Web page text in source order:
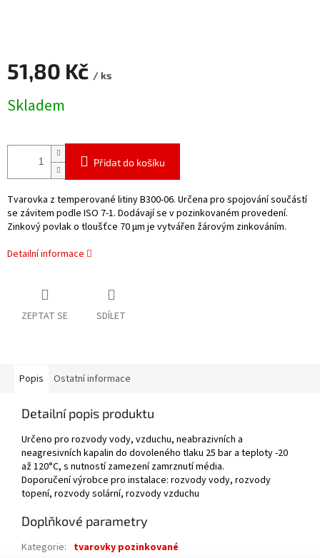
51,80 Kč / ks
cena:
Skladem
Přidat do košíku
Tvarovka z temperované litiny B300-06. Určena pro spojování součástí
se závitem podle ISO 7-1. Dodávají se v pozinkovaném provedení.
Zinkový povlak o tloušťce 70 μm je vytvářen žárovým zinkováním.
Detailní informace
ZEPTAT SE SDÍLET
Popis Ostatní informace
Detailní popis produktu
Určeno pro rozvody vody, vzduchu, neabrazivních a
neagresivních kapalin do dovoleného tlaku 25 bar a teploty -20
až 120°C, s nutností zamezení zamrznutí média.
Doporučení výrobce pro instalace: rozvody vody, rozvody
topení, rozvody solární, rozvody vzduchu
Doplňkové parametry
Kategorie: tvarovky pozinkované